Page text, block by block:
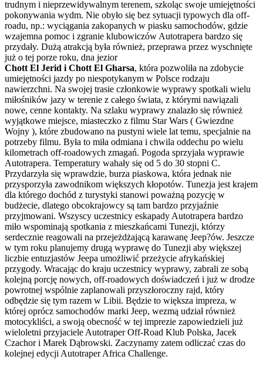
trudnym i nieprzewidywalnym terenem, szkoląc swoje umiejętności
pokonywania wydm. Nie obyło się bez sytuacji typowych dla off-
roadu, np.: wyciągania zakopanych w piasku samochodów, gdzie
wzajemna pomoc i zgranie klubowiczów Autotrapera bardzo się
przydały. Dużą atrakcją była również, przeprawa przez wyschnięte
już o tej porze roku, dna jezior
Chott El Jerid i Chott El Gharsa, która pozwoliła na zdobycie
umiejętności jazdy po niespotykanym w Polsce rodzaju
nawierzchni. Na swojej trasie członkowie wyprawy spotkali wielu
miłośników jazy w terenie z całego świata, z którymi nawiązali
nowe, cenne kontakty. Na szlaku wyprawy znalazło się również
wyjątkowe miejsce, miasteczko z filmu Star Wars ( Gwiezdne
Wojny ), które zbudowano na pustyni wiele lat temu, specjalnie na
potrzeby filmu. Była to miła odmiana i chwila oddechu po wielu
kilometrach off-roadowych zmagań. Pogoda sprzyjała wyprawie
Autotrapera. Temperatury wahały się od 5 do 30 stopni C.
Przydarzyła się wprawdzie, burza piaskowa, która jednak nie
przysporzyła zawodnikom większych kłopotów. Tunezja jest krajem
dla którego dochód z turystyki stanowi poważną pozycję w
budżecie, dlatego obcokrajowcy są tam bardzo przyjaźnie
przyjmowani. Wszyscy uczestnicy eskapady Autotrapera bardzo
miło wspominają spotkania z mieszkańcami Tunezji, którzy
serdecznie reagowali na przejeżdżającą karawanę Jeep?ów. Jeszcze
w tym roku planujemy drugą wyprawę do Tunezji aby większej
liczbie entuzjastów Jeepa umożliwić przeżycie afrykańskiej
przygody. Wracając do kraju uczestnicy wyprawy, zabrali ze sobą
kolejną porcję nowych, off-roadowych doświadczeń i już w drodze
powrotnej wspólnie zaplanowali przyszłoroczny rajd, który
odbędzie się tym razem w Libii. Będzie to większa impreza, w
której oprócz samochodów marki Jeep, wezmą udział również
motocykliści, a swoją obecność w tej imprezie zapowiedzieli już
wieloletni przyjaciele Autotraper Off-Road Klub Polska, Jacek
Czachor i Marek Dąbrowski. Zaczynamy zatem odliczać czas do
kolejnej edycji Autotraper Africa Challenge.